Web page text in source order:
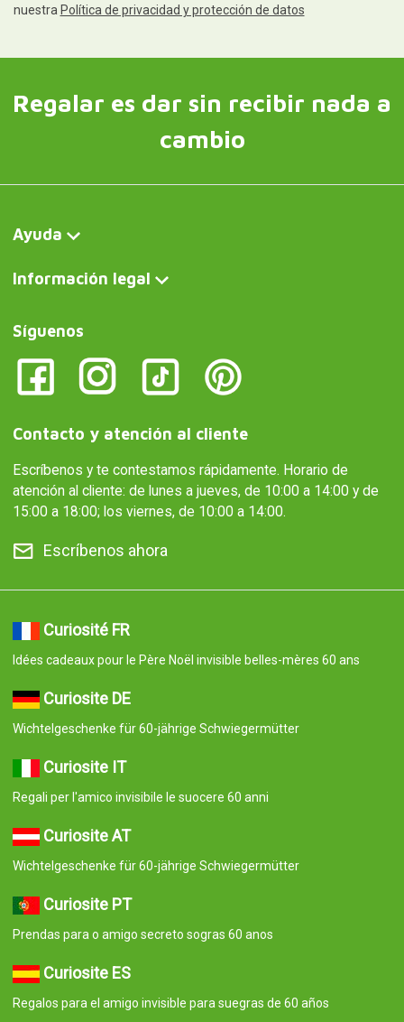
nuestra Política de privacidad y protección de datos
Regalar es dar sin recibir nada a
cambio
Ayuda
Información legal
Síguenos
Contacto y atención al cliente
Escríbenos y te contestamos rápidamente. Horario de
atención al cliente: de lunes a jueves, de 10:00 a 14:00 y de
15:00 a 18:00; los viernes, de 10:00 a 14:00.
Escríbenos ahora
Curiosité FR
Idées cadeaux pour le Père Noël invisible belles-mères 60 ans
Curiosite DE
Wichtelgeschenke für 60-jährige Schwiegermütter
Curiosite IT
Regali per l'amico invisibile le suocere 60 anni
Curiosite AT
Wichtelgeschenke für 60-jährige Schwiegermütter
Curiosite PT
Prendas para o amigo secreto sogras 60 anos
Curiosite ES
Regalos para el amigo invisible para suegras de 60 años